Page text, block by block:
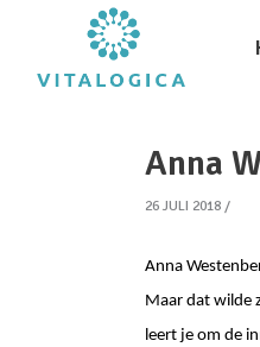
Anna
26 JULI 2018
Anna
Maar dat wilde
leert je om de